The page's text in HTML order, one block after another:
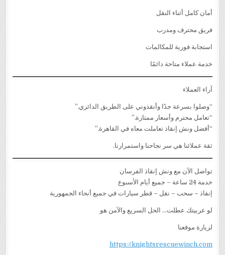
أمان كامل أثناء النقل
فريق محترف ومدرب
استجابة فورية للمكالمات
خدمة عملاء متاحة دائمًا
آراء العملاء
“وصلوا بسرعة جدًا وأنقذوني على الطريق الدائري.”
“تعامل محترم وأسعار ممتازة.”
“أفضل ونش إنقاذ تعاملت معاه في القاهرة.”
ثقة عملائنا هي سر نجاحنا واستمرارنا.
تواصل الآن مع ونش إنقاذ الفرسان
خدمة 24 ساعة – جميع أيام الأسبوع
إنقاذ – سحب – نقل – قطر سيارات في جميع أنحاء الجمهورية
لو عربيتك عطلت… الحل السريع والآمن هو
لزيارة موقعنا
https://knightsrescuewinch.com